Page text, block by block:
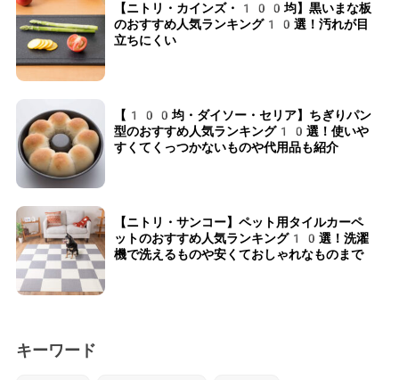
【ニトリ・カインズ・100均】黒いまな板
のおすすめ人気ランキング10選！汚れが目
立ちにくい
【100均・ダイソー・セリア】ちぎりパン
型のおすすめ人気ランキング10選！使いや
すくてくっつかないものや代用品も紹介
【ニトリ・サンコー】ペット用タイルカーペ
ットのおすすめ人気ランキング10選！洗濯
機で洗えるものや安くておしゃれなものまで
キーワード